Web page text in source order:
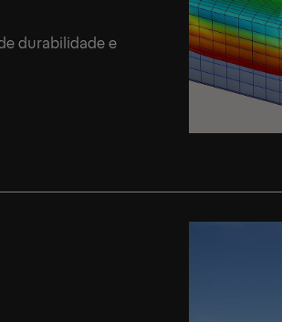
durabilidade e